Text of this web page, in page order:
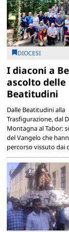
DIOCESI
I diaconi a
ascolto delle
Beatitudini
Dalle Beatitudini alla
Trasfigurazione, dal
Montagna al Tabor:
del Vangelo che
percorso vissuto dai